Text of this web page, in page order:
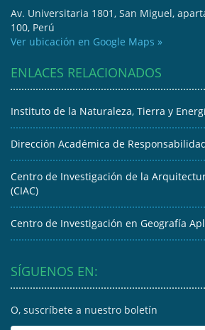
Av. Universitaria 1801, San Miguel,
100, Perú
Ver ubicación en Google Maps »
ENLACES RELACIONADOS
Instituto de la Naturaleza, Tierra y
Dirección Académica de
Centro de Investigación de la
(CIAC)
Centro de Investigación en Geografía
SÍGUENOS EN:
O, suscríbete a nuestro boletín